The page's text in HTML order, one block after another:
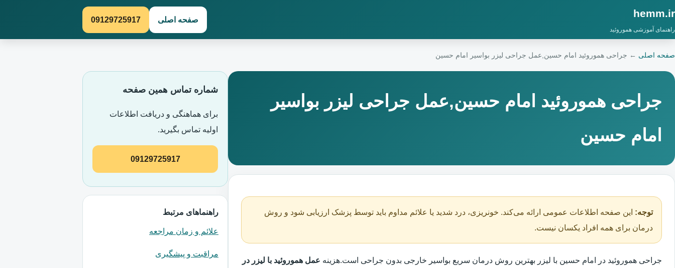
hemm.ir
راهنمای آموزشی هموروئید
صفحه اصلی 09129725917
صفحه اصلی ← جراحی هموروئید امام حسین,عمل جراحی لیزر بواسیر امام حسین
جراحی هموروئید امام حسین,عمل جراحی لیزر بواسیر
امام حسین
توجه: این صفحه اطلاعات عمومی ارائه می‌کند. خونریزی، درد شدید یا علائم مداوم باید توسط پزشک ارزیابی شود و روش
درمان برای همه افراد یکسان نیست.
جراحی هموروئید در امام حسین با لیزر بهترین روش درمان سریع بواسیر خارجی بدون جراحی است.هزینه عمل هموروئید با لیزر در
شماره تماس همین صفحه
برای هماهنگی و دریافت اطلاعات
اولیه تماس بگیرید.
09129725917
راهنماهای مرتبط
علائم و زمان مراجعه
مراقبت و پیشگیری